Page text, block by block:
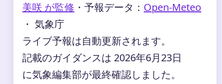
美咲 が監修 ・ 予報データ： Open-Meteo
・ 気象庁
ライブ予報は自動更新されます。
記載のガイダンスは 2026年6月23日
に気象編集部が最終確認しました。